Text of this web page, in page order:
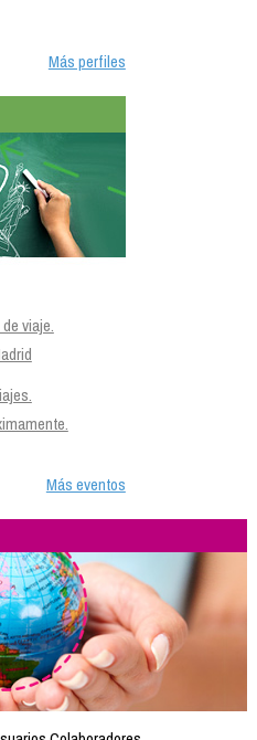
Más perfiles
viaje.
Más eventos